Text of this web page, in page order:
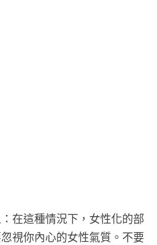
在這種情況下，女性化的部
視你內心的女性氣質。不要